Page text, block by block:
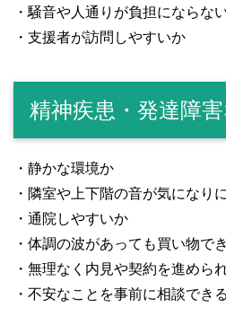
・騒音や人通りが負担にならな
・支援者が訪問しやすいか
精神疾患・発達障
・静かな環境か
・隣室や上下階の音が気になり
・通院しやすいか
・体調の波があっても買い物で
・無理なく内見や契約を進めら
・不安なことを事前に相談でき